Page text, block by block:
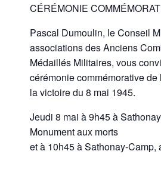
CÉRÉMONIE
Pascal Dumoulin, le Conseil
associations des Anciens
Médaillés Militaires, vous
cérémonie commémorative de
la victoire du 8 mai 1945.
Jeudi 8 mai à 9h45 à
Monument aux morts
et à 10h45 à Sathonay-Camp,